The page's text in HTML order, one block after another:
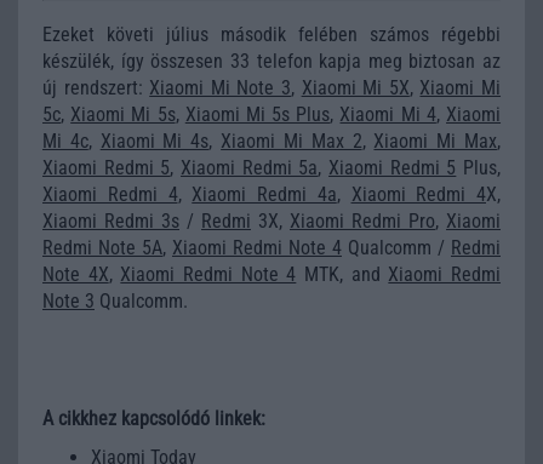
Ezeket követi július második felében számos régebbi
készülék, így összesen 33 telefon kapja meg biztosan az
új rendszert: Xiaomi Mi Note 3, Xiaomi Mi 5X, Xiaomi Mi
5c, Xiaomi Mi 5s, Xiaomi Mi 5s Plus, Xiaomi Mi 4, Xiaomi
Mi 4c, Xiaomi Mi 4s, Xiaomi Mi Max 2, Xiaomi Mi Max,
Xiaomi Redmi 5, Xiaomi Redmi 5a, Xiaomi Redmi 5 Plus,
Xiaomi Redmi 4, Xiaomi Redmi 4a, Xiaomi Redmi 4X,
Xiaomi Redmi 3s / Redmi 3X, Xiaomi Redmi Pro, Xiaomi
Redmi Note 5A, Xiaomi Redmi Note 4 Qualcomm / Redmi
Note 4X, Xiaomi Redmi Note 4 MTK, and Xiaomi Redmi
Note 3 Qualcomm.
A cikkhez kapcsolódó linkek:
Xiaomi Today